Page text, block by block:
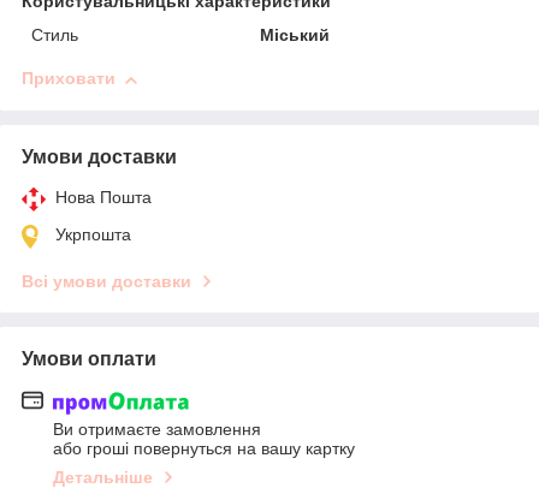
Стиль
Міський
Приховати
Умови доставки
Нова Пошта
Укрпошта
Всі умови доставки
Умови оплати
Ви отримаєте замовлення
або гроші повернуться на вашу картку
Детальніше